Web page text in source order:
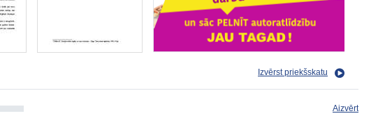
Izvērst priekšskatu
Aizvērt